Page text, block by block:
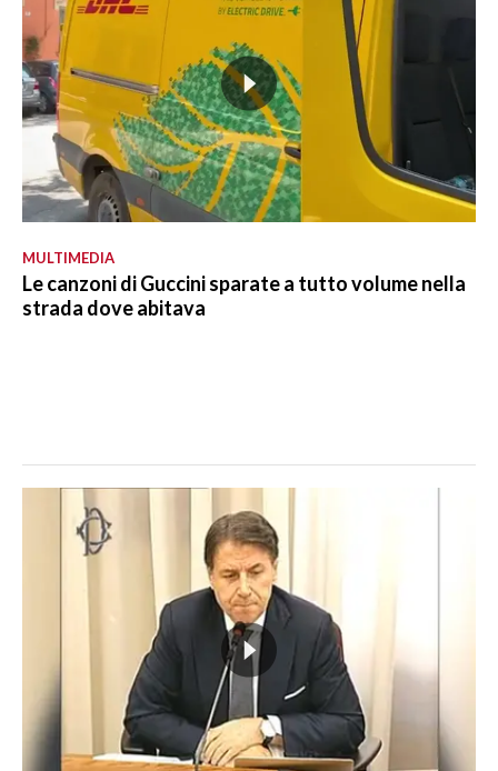
MULTIMEDIA
Le canzoni di Guccini sparate a tutto volume nella
strada dove abitava